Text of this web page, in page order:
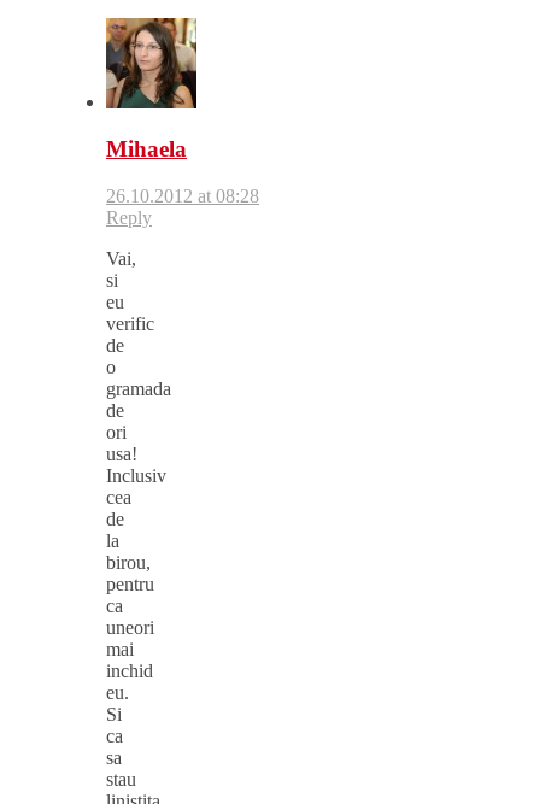
Mihaela
26.10.2012 at 08:28
Reply
Vai,
si
eu
verific
de
o
gramada
de
ori
usa!
Inclusiv
cea
de
la
birou,
pentru
ca
uneori
mai
inchid
eu.
Si
ca
sa
stau